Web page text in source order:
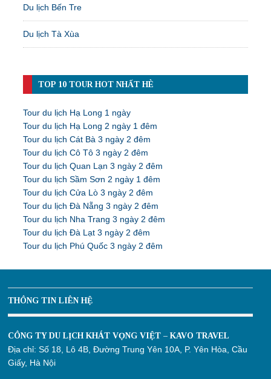
Du lịch Bến Tre
Du lịch Tà Xùa
TOP 10 TOUR HOT NHẤT HÈ
Tour du lịch Hạ Long 1 ngày
Tour du lịch Hạ Long 2 ngày 1 đêm
Tour du lịch Cát Bà 3 ngày 2 đêm
Tour du lịch Cô Tô 3 ngày 2 đêm
Tour du lịch Quan Lạn 3 ngày 2 đêm
Tour du lịch Sầm Sơn 2 ngày 1 đêm
Tour du lịch Cửa Lò 3 ngày 2 đêm
Tour du lịch Đà Nẵng 3 ngày 2 đêm
Tour du lịch Nha Trang 3 ngày 2 đêm
Tour du lịch Đà Lạt 3 ngày 2 đêm
Tour du lịch Phú Quốc 3 ngày 2 đêm
THÔNG TIN LIÊN HỆ
CÔNG TY DU LỊCH KHÁT VỌNG VIỆT – KAVO TRAVEL
Địa chỉ:Số 18, Lô 4B, Đường Trung Yên 10A, P. Yên Hòa, Cầu
Giấy, Hà Nội